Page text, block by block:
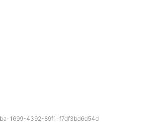
1699-4392-89f1-f7df3bd6d54d